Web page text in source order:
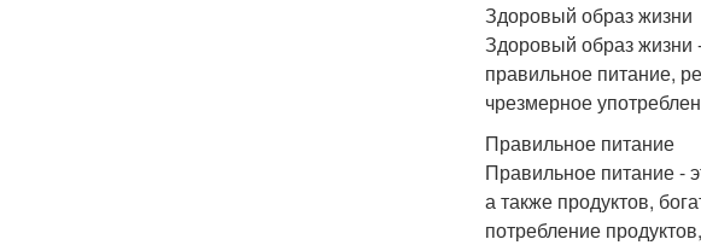
Здоровый образ жизни
Здоровый образ жизни
правильное питание,
чрезмерное
Правильное питание
Правильное питание -
а также продуктов,
потребление